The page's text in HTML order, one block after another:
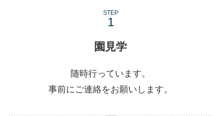
STEP
園見学
随時行っています。
事前にご連絡をお願いします。